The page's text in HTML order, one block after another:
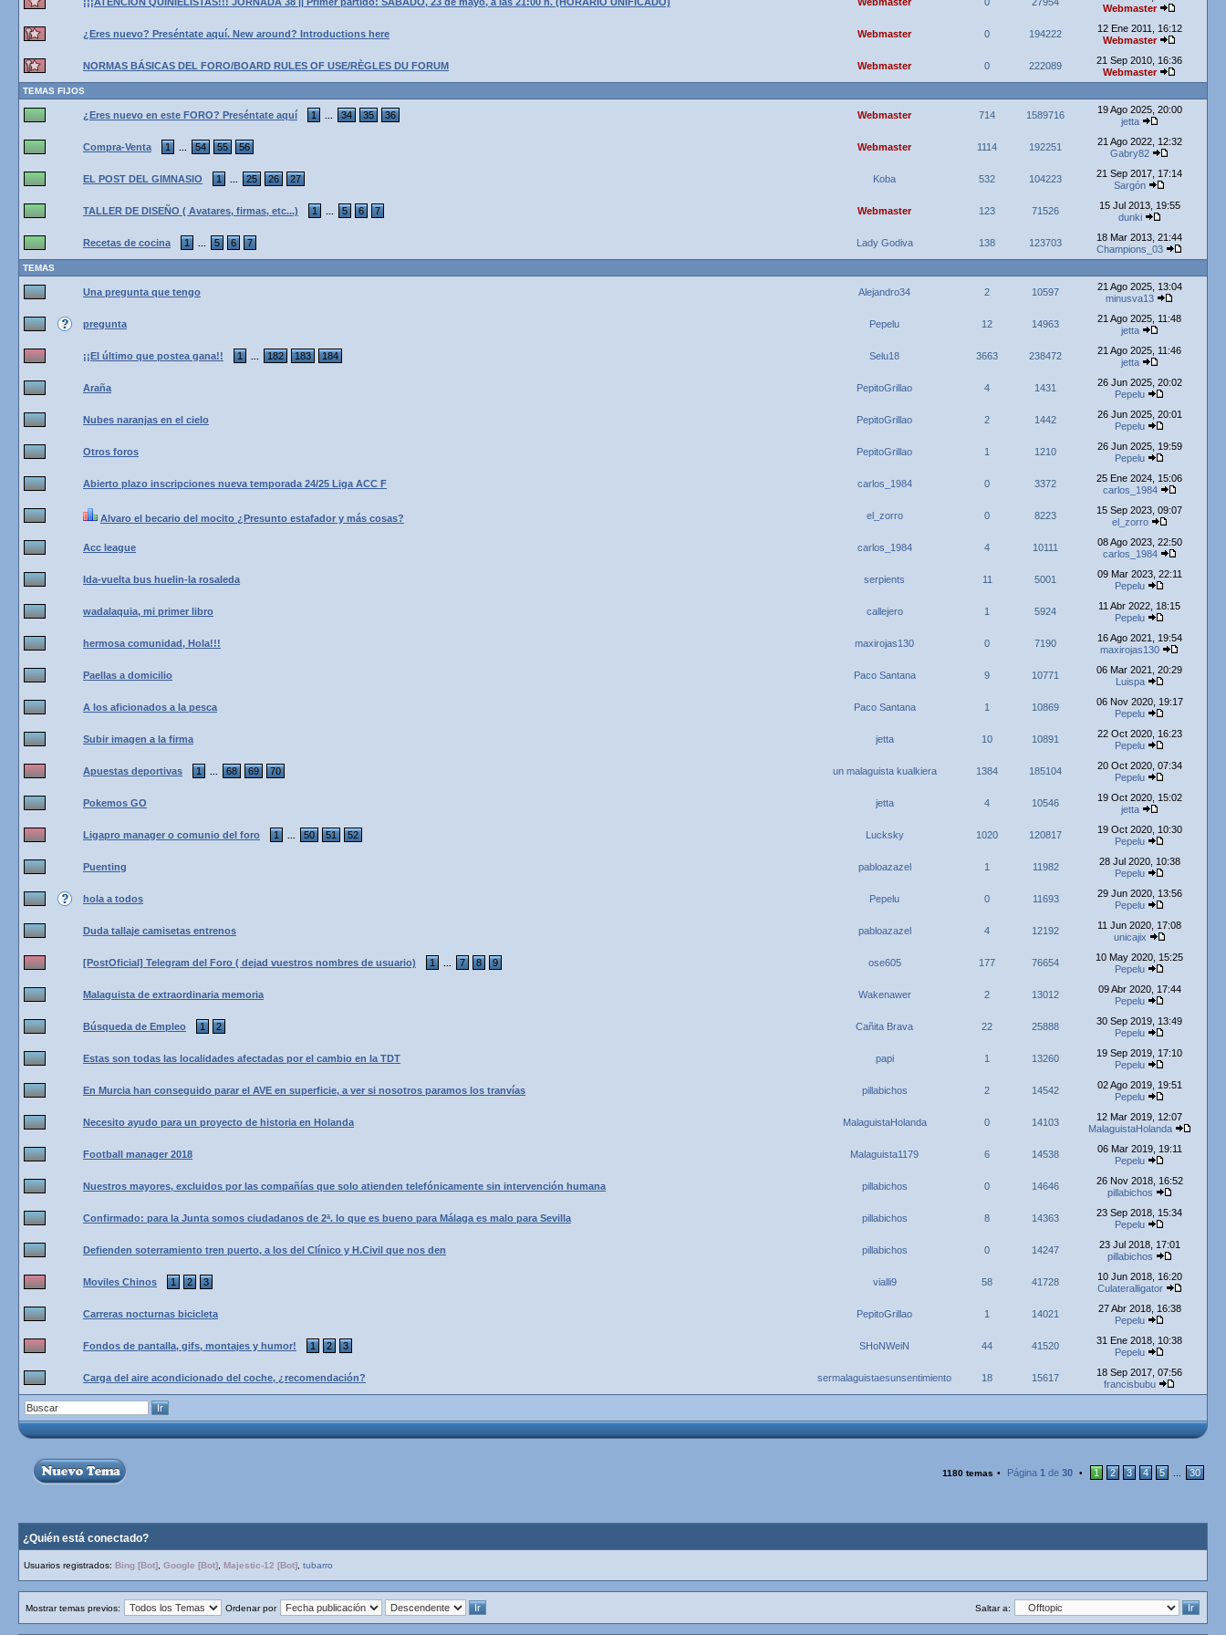
Webmaster
¿Eres nuevo? Preséntate aquí. New around? Introductions here Webmaster 0 194222
12 Ene 2011, 16:12
Webmaster
NORMAS BÁSICAS DEL FORO/BOARD RULES OF USE/RÈGLES DU FORUM Webmaster 0 222089
21 Sep 2010, 16:36
Webmaster
TEMAS FIJOS
¿Eres nuevo en este FORO? Preséntate aquí 1 34 35 36 Webmaster 714 1589716
19 Ago 2025, 20:00
jetta
Compra-Venta 1 54 55 56 Webmaster 1114 192251
21 Ago 2022, 12:32
Gabry82
EL POST DEL GIMNASIO 1 25 26 27 Koba 532 104223
21 Sep 2017, 17:14
Sargón
TALLER DE DISEÑO ( Avatares, firmas, etc...) 1 5 6 7 Webmaster 123 71526
15 Jul 2013, 19:55
dunki
Recetas de cocina 1 5 6 7 Lady Godiva 138 123703
18 Mar 2013, 21:44
Champions_03
TEMAS
Una pregunta que tengo Alejandro34 2 10597
21 Ago 2025, 13:04
minusva13
pregunta Pepelu 12 14963
21 Ago 2025, 11:48
jetta
¡¡El último que postea gana!! 1 182 183 184 Selu18 3663 238472
21 Ago 2025, 11:46
jetta
Araña PepitoGrillao 4 1431
26 Jun 2025, 20:02
Pepelu
Nubes naranjas en el cielo PepitoGrillao 2 1442
26 Jun 2025, 20:01
Pepelu
Otros foros PepitoGrillao 1 1210
26 Jun 2025, 19:59
Pepelu
Abierto plazo inscripciones nueva temporada 24/25 Liga ACC F carlos_1984 0 3372
25 Ene 2024, 15:06
carlos_1984
Alvaro el becario del mocito ¿Presunto estafador y más cosas? el_zorro 0 8223
15 Sep 2023, 09:07
el_zorro
Acc league carlos_1984 4 10111
08 Ago 2023, 22:50
carlos_1984
Ida-vuelta bus huelin-la rosaleda serpients 11 5001
09 Mar 2023, 22:11
Pepelu
wadalaquia, mi primer libro callejero 1 5924
11 Abr 2022, 18:15
Pepelu
hermosa comunidad, Hola!!! maxirojas130 0 7190
16 Ago 2021, 19:54
maxirojas130
Paellas a domicilio Paco Santana 9 10771
06 Mar 2021, 20:29
Luispa
A los aficionados a la pesca Paco Santana 1 10869
06 Nov 2020, 19:17
Pepelu
Subir imagen a la firma jetta 10 10891
22 Oct 2020, 16:23
Pepelu
Apuestas deportivas 1 68 69 70 un malaguista kualkiera 1384 185104
20 Oct 2020, 07:34
Pepelu
Pokemos GO jetta 4 10546
19 Oct 2020, 15:02
jetta
Ligapro manager o comunio del foro 1 50 51 52 Lucksky 1020 120817
19 Oct 2020, 10:30
Pepelu
Puenting pabloazazel 1 11982
28 Jul 2020, 10:38
Pepelu
hola a todos Pepelu 0 11693
29 Jun 2020, 13:56
Pepelu
Duda tallaje camisetas entrenos pabloazazel 4 12192
11 Jun 2020, 17:08
unicajix
[PostOficial] Telegram del Foro ( dejad vuestros nombres de usuario) 1 7 8 9 ose605 177 76654
10 May 2020, 15:25
Pepelu
Malaguista de extraordinaria memoria Wakenawer 2 13012
09 Abr 2020, 17:44
Pepelu
Búsqueda de Empleo 1 2 Cañita Brava 22 25888
30 Sep 2019, 13:49
Pepelu
Estas son todas las localidades afectadas por el cambio en la TDT papi 1 13260
19 Sep 2019, 17:10
Pepelu
En Murcia han conseguido parar el AVE en superficie, a ver si nosotros paramos los tranvías pillabichos 2 14542
02 Ago 2019, 19:51
Pepelu
Necesito ayudo para un proyecto de historia en Holanda MalaguistaHolanda 0 14103
12 Mar 2019, 12:07
MalaguistaHolanda
Football manager 2018 Malaguista1179 6 14538
06 Mar 2019, 19:11
Pepelu
Nuestros mayores, excluidos por las compañías que solo atienden telefónicamente sin intervención humana pillabichos 0 14646
26 Nov 2018, 16:52
pillabichos
Confirmado: para la Junta somos ciudadanos de 2ª. lo que es bueno para Málaga es malo para Sevilla pillabichos 8 14363
23 Sep 2018, 15:34
Pepelu
Defienden soterramiento tren puerto, a los del Clínico y H.Civil que nos den pillabichos 0 14247
23 Jul 2018, 17:01
pillabichos
Moviles Chinos 1 2 3 vialli9 58 41728
10 Jun 2018, 16:20
Culateralligator
Carreras nocturnas bicicleta PepitoGrillao 1 14021
27 Abr 2018, 16:38
Pepelu
Fondos de pantalla, gifs, montajes y humor! 1 2 3 SHoNWeiN 44 41520
31 Ene 2018, 10:38
Pepelu
Carga del aire acondicionado del coche, ¿recomendación? sermalaguistaesunsentimiento 18 15617
18 Sep 2017, 07:56
francisbubu
1180 temas • Página 1 de 30 • 1 2 3 4 5 30
¿Quién está conectado?
Usuarios registrados: Bing [Bot] Google [Bot] Majestic-12 [Bot] tubarro
Mostrar temas previos: Ordenar por Saltar a: